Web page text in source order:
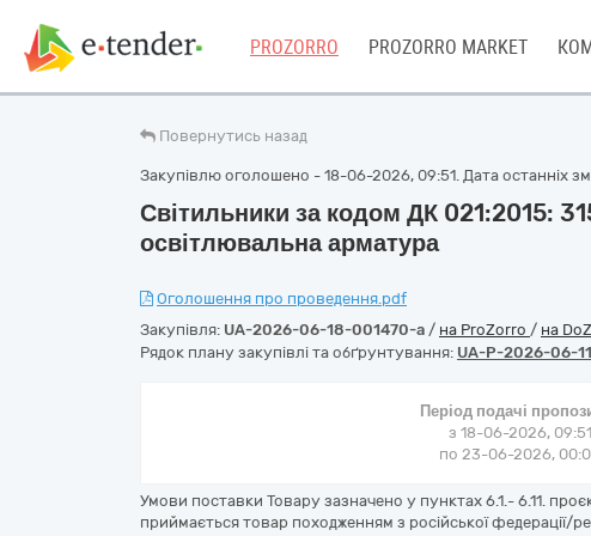
PROZORRO PROZORRO MARKET
Повернутись назад
Закупівлю оголошено - 18-06-2026, 09:51. Дата останніх
Світильники за кодом ДК 021:2015:
освітлювальна арматура
Оголошення про проведення.pdf
Закупівля: UA-2026-06-18-001470-a / на ProZorro / на
Рядок плану закупівлі та обґрунтування: UA-P-2026-06-
Період подачі
з 18-06-2026, 09:51
по 23-06-2026,
Умови поставки Товару зазначено у пунктах 6.1.- 6.11.
приймається товар походженням з російської федерації/